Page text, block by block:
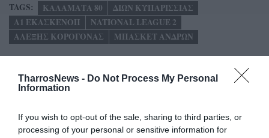
TharrosNews - Do Not Process My Personal
Information
If you wish to opt-out of the sale, sharing to third parties, or
processing of your personal or sensitive information for
TAGS: ΚΑΛΑΜΑΤΑ 80
ΔΙΩΝ ΚΥΠΑΡΙΣΣΙΑΣ
Α1 ΕΚΑΣΚΕΝΟΠ
NATIONAL LEAGUE 2
ΑΛΕΞΗΣ ΚΟΡΟΓΟΝΑΣ
ΜΠΑΣΚΕΤ ΑΝΔΡΩΝ
Facebook Twitter